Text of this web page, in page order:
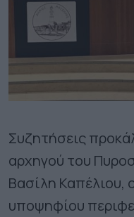
Συζητήσεις
αρχηγού του
Βασίλη Καπέλιου,
υποψηφίου